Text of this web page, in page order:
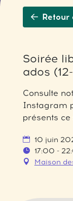
Retour
Soirée
ados
Consulte
Instagram
présents ce
10 juin
17:00 -
Maison